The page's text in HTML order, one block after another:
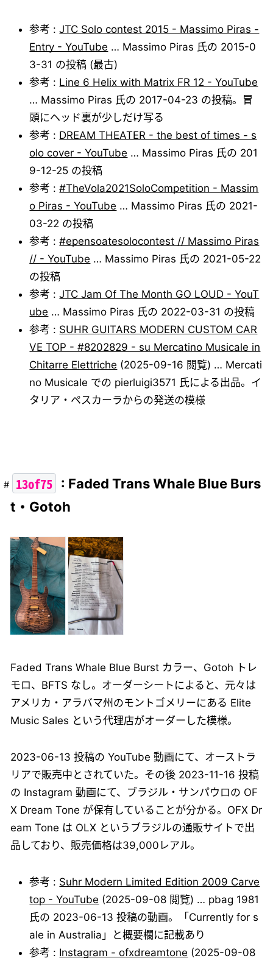
参考 :JTC Solo contest 2015 - Massimo Piras -
Entry - YouTube … Massimo Piras 氏の 2015-0
3-31 の投稿 (最古)
参考 : Line 6 Helix with Matrix FR 12 - YouTube
… Massimo Piras 氏の 2017-04-23 の投稿。冒
頭にヘッド裏が少しだけ写る
参考 : DREAM THEATER - the best of times - s
olo cover - YouTube … Massimo Piras 氏の 201
9-12-25 の投稿
参考 :#TheVola2021SoloCompetition​ - Massim
o Piras - YouTube … Massimo Piras 氏の 2021-
03-22 の投稿
参考 :#epensoatesolocontest // Massimo Piras
// - YouTube … Massimo Piras 氏の 2021-05-22
の投稿
参考 :JTC Jam Of The Month GO LOUD - YouT
ube … Massimo Piras 氏の 2022-03-31 の投稿
参考 : SUHR GUITARS MODERN CUSTOM CAR
VE TOP - #8202829 - su Mercatino Musicale in
Chitarre Elettriche (2025-09-16 閲覧) … Mercati
no Musicale での pierluigi3571 氏による出品。イ
タリア・ペスカーラからの発送の模様
13of75 : Faded Trans Whale Blue Burs
t・Gotoh
Faded Trans Whale Blue Burst カラー、Gotoh トレ
モロ、BFTS なし。オーダーシートによると、元々は
アメリカ・アラバマ州のモントゴメリーにある Elite
Music Sales という代理店がオーダーした模様。
2023-06-13 投稿の YouTube 動画にて、オーストラ
リアで販売中とされていた。その後 2023-11-16 投稿
の Instagram 動画にて、ブラジル・サンパウロの OF
X Dream Tone が保有していることが分かる。OFX Dr
eam Tone は OLX というブラジルの通販サイトで出
品しており、販売価格は39,000レアル。
参考 : Suhr Modern Limited Edition 2009 Carve
top - YouTube (2025-09-08 閲覧) … pbag 1981
氏の 2023-06-13 投稿の動画。「Currently for s
ale in Australia」と概要欄に記載あり
参考 : Instagram - ofxdreamtone (2025-09-08